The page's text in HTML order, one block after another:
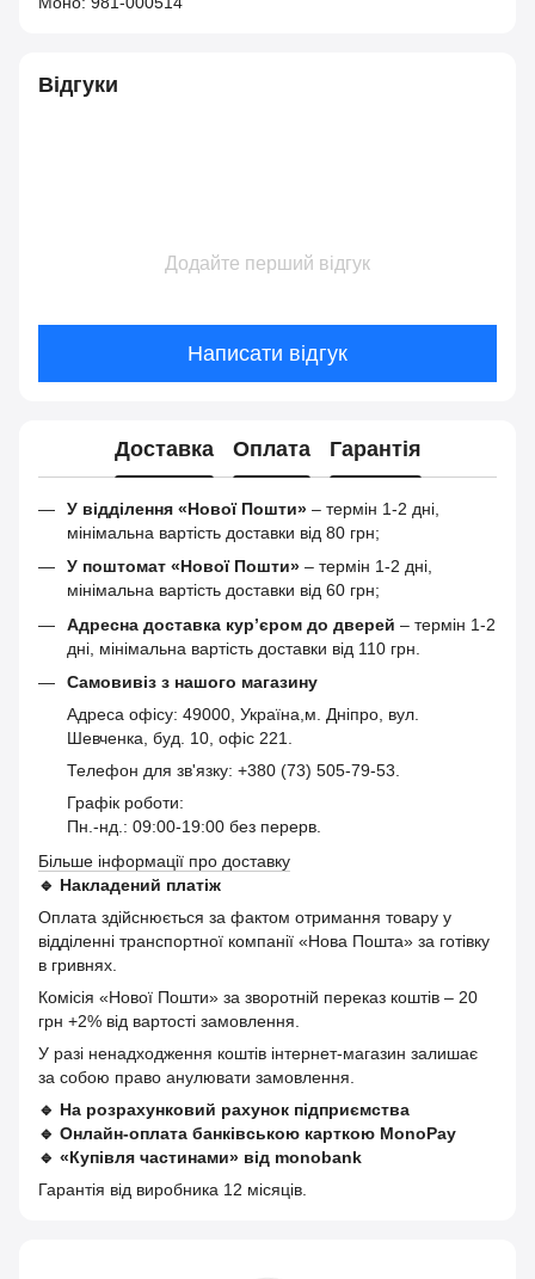
Відгуки
Додайте перший відгук
Написати відгук
Доставка Оплата Гарантія
У відділення «Нової Пошти» – термін 1-2 дні,
мінімальна вартість доставки від 80 грн;
У поштомат «Нової Пошти» – термін 1-2 дні,
мінімальна вартість доставки від 60 грн;
Адресна доставка кур’єром до дверей – термін 1-2
дні, мінімальна вартість доставки від 110 грн.
Самовивіз з нашого магазину
Адреса офісу: 49000, Україна,м. Дніпро, вул.
Шевченка, буд. 10, офіс 221.
Телефон для зв'язку: +380 (73) 505-79-53.
Графік роботи:
Пн.-нд.: 09:00-19:00 без перерв.
Більше інформації про доставку
🔹 Накладений платіж
Оплата здійснюється за фактом отримання товару у
відділенні транспортної компанії «Нова Пошта» за готівку
в гривнях.
Комісія «Нової Пошти» за зворотній переказ коштів – 20
грн +2% від вартості замовлення.
У разі ненадходження коштів інтернет-магазин залишає
за собою право анулювати замовлення.
🔹 На розрахунковий рахунок підприємства
🔹 Онлайн-оплата банківською карткою MonoPay
🔹 «Купівля частинами» від monobank
Гарантія від виробника 12 місяців.